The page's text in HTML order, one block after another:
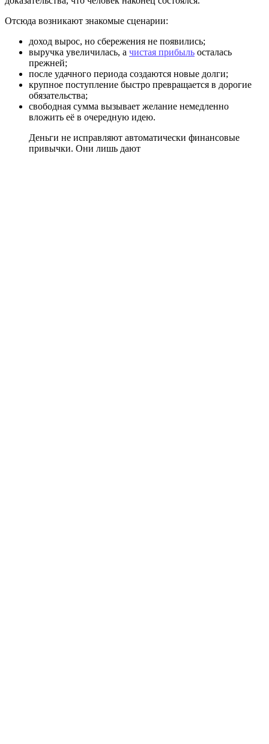
Отсюда возникают знакомые сценарии:
доход вырос, но сбережения не появились;
выручка увеличилась, а чистая прибыль осталась
прежней;
после удачного периода создаются новые долги;
крупное поступление быстро превращается в дорогие
обязательства;
свободная сумма вызывает желание немедленно
вложить её в очередную идею.
Деньги не исправляют автоматически финансовые
привычки. Они лишь дают